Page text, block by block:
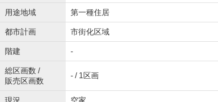
用途地域 第一種住居
都市計画 市街化区域
階建 -
総区画数 /
販売区画数
- / 1区画
現況 空家